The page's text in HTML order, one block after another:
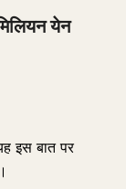
येन
इस बात पर